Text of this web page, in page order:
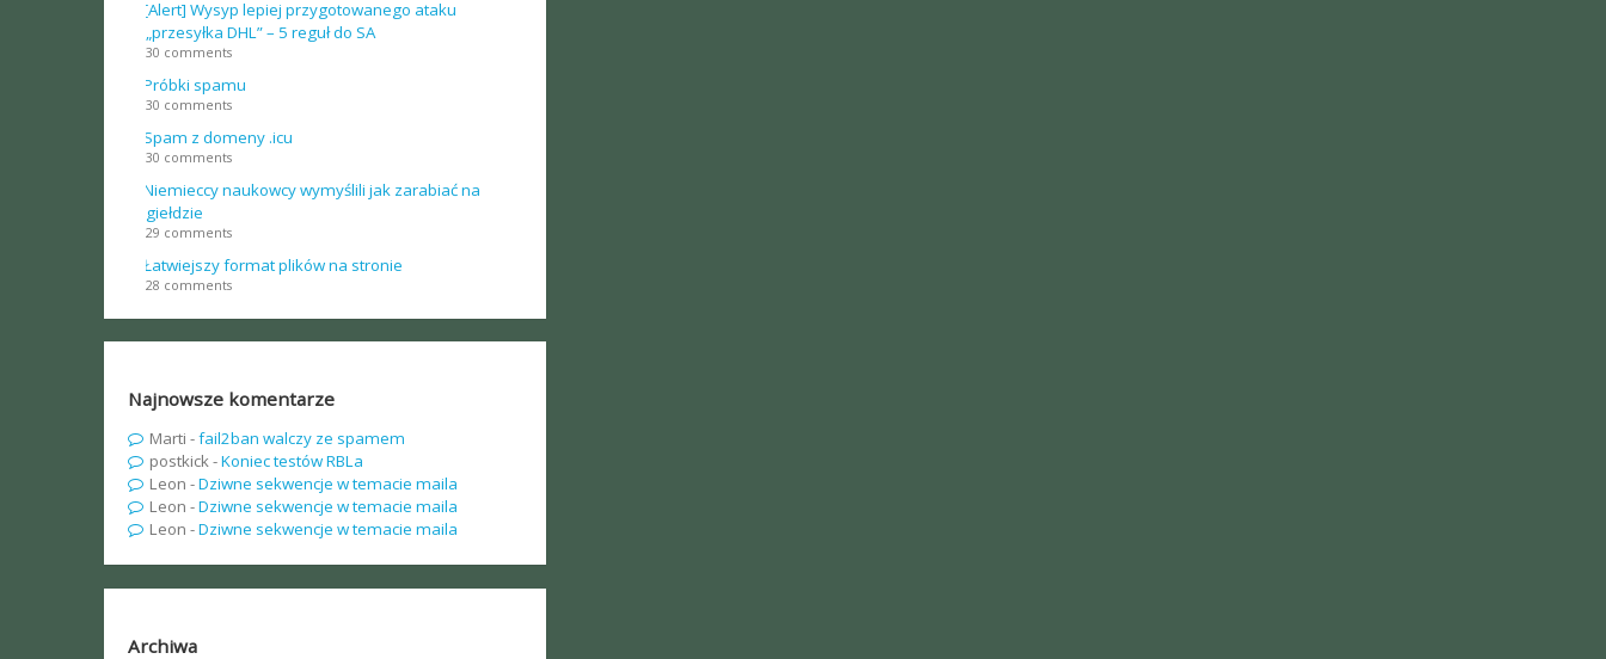
[Alert] Wysyp lepiej przygotowanego ataku
„przesyłka DHL” – 5 reguł do SA
30 comments
Próbki spamu
30 comments
Spam z domeny .icu
30 comments
Niemieccy naukowcy wymyślili jak zarabiać na
giełdzie
29 comments
Łatwiejszy format plików na stronie
28 comments
Najnowsze komentarze
Marti -fail2ban walczy ze spamem
postkick-Koniec testów RBLa
Leon -Dziwne sekwencje w temacie maila
Leon -Dziwne sekwencje w temacie maila
Leon -Dziwne sekwencje w temacie maila
Archiwa